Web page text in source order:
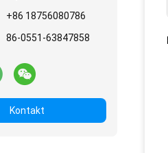
+86 18756080786
86-0551-63847858
Kontakt